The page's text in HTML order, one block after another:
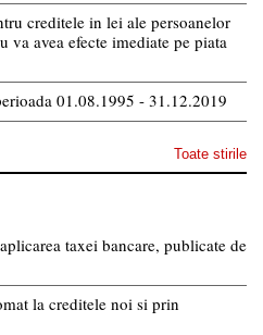
creditele in lei ale persoanelor
va avea efecte imediate pe piata
01.08.1995 - 31.12.2019
Toate stirile
taxei bancare, publicate de
la creditele noi si prin